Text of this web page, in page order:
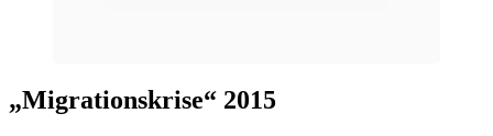
„Migrationskrise“ 2015